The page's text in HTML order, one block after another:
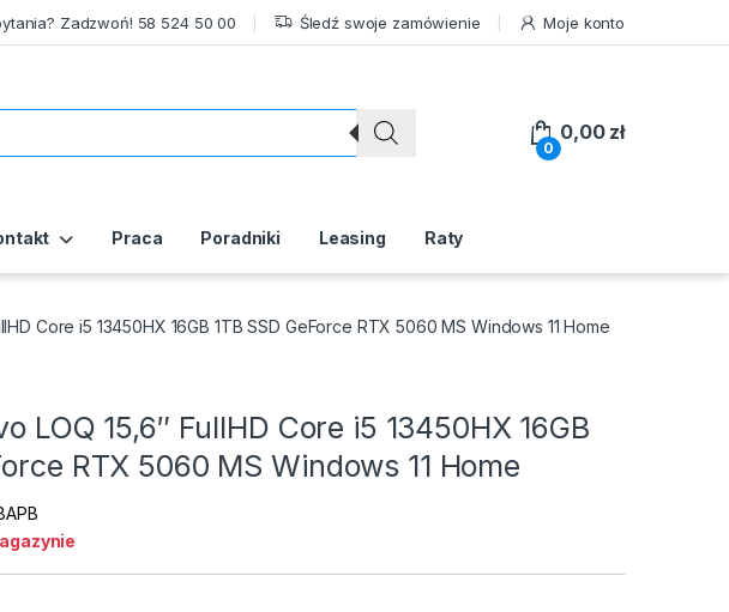
Zadzwoń! 58 524 50 00 Śledź swoje zamówienie Moje konto
0
0,00 zł
Praca Poradniki Leasing Raty
Core i5 13450HX 16GB 1TB SSD GeForce RTX 5060 MS Windows 11 Home
LOQ 15,6″ FullHD Core i5 13450HX 16GB
RTX 5060 MS Windows 11 Home